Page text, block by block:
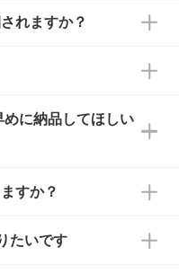
おりますが、自
いに対応可能で
委員会や個人様
同様の条件でご
お気軽にご相談
れますか？
ただいた場合の
ル添付でお送りし
関する備考欄』
から約2週間～2
出荷いたしま
に納品してほしい
問い合わせ・お
すか？
注文確定のご連
たいです